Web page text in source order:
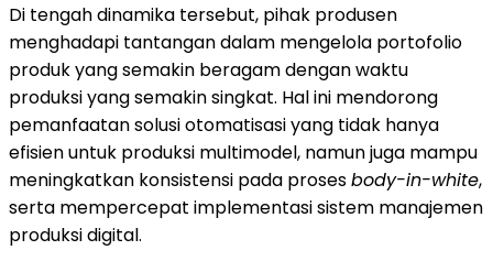
Di tengah dinamika tersebut, pihak produsen
menghadapi tantangan dalam mengelola portofolio
produk yang semakin beragam dengan waktu
produksi yang semakin singkat. Hal ini mendorong
pemanfaatan solusi otomatisasi yang tidak hanya
efisien untuk produksi multimodel, namun juga mampu
meningkatkan konsistensi pada prosesbody-in-white,
serta mempercepat implementasi sistem manajemen
produksi digital.